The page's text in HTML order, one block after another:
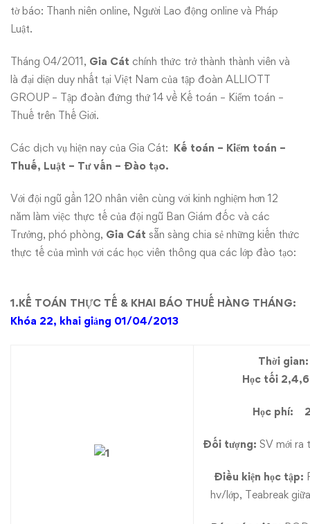
tờ báo: Thanh niên online, Người Lao động online và Pháp
Luật.
Tháng 04/2011, Gia Cát chính thức trở thành thành viên và
là đại diện duy nhất tại Việt Nam của tập đoàn ALLIOTT
GROUP – Tập đoàn đứng thứ 14 về Kế toán – Kiểm toán –
Thuế trên Thế Giới.
Các dịch vụ hiện nay của Gia Cát: Kế toán – Kiểm toán –
Thuế, Luật – Tư vấn – Đào tạo.
Với đội ngũ gần 120 nhân viên cùng với kinh nghiệm hơn 12
năm làm việc thực tế của đội ngũ Ban Giám đốc và các
Trưởng, phó phòng, Gia Cát sẵn sàng chia sẻ những kiến thức
thực tế của mình với các học viên thông qua các lớp đào tạo:
1.KẾ TOÁN THỰC TẾ & KHAI BÁO THUẾ HÀNG THÁNG:
Khóa 22, khai giảng 01/04/2013
Thời gian:
Học tối
Học phí:
Đối tượng: SV mới ra
Điều kiện học tập:
hv/lớp, Teabreak